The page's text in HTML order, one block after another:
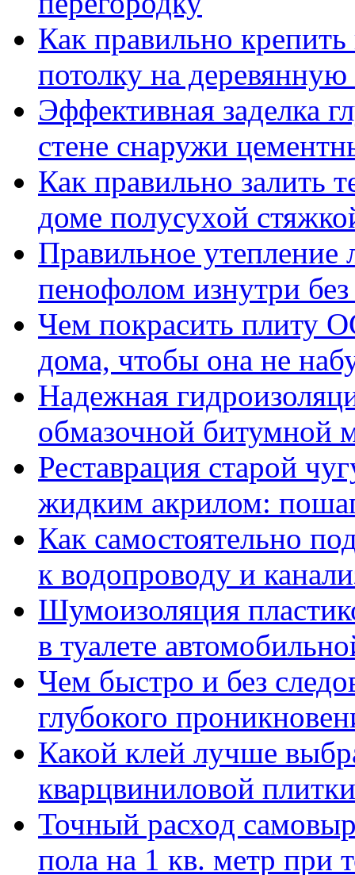
Как правильно
потолку на
Эффективная заделка
стене снаружи
Как правильно залить
доме полусухой
Правильное
пенофолом изнутри
Чем покрасить плиту
дома, чтобы она не
Надежная
обмазочной битумной
Реставрация старой
жидким акрилом:
Как самостоятельно
к водопроводу и
Шумоизоляция
в туалете
Чем быстро и без
глубокого
Какой клей лучше
кварцвиниловой
Точный расход
пола на 1 кв. метр при